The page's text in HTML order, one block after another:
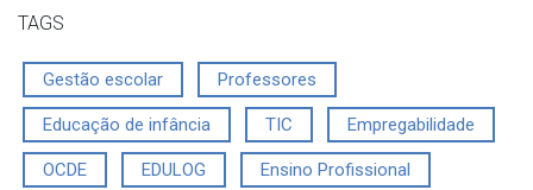
TAGS
Gestão escolar Professores
Educação de infância TIC Empregabilidade
OCDE EDULOG Ensino Profissional